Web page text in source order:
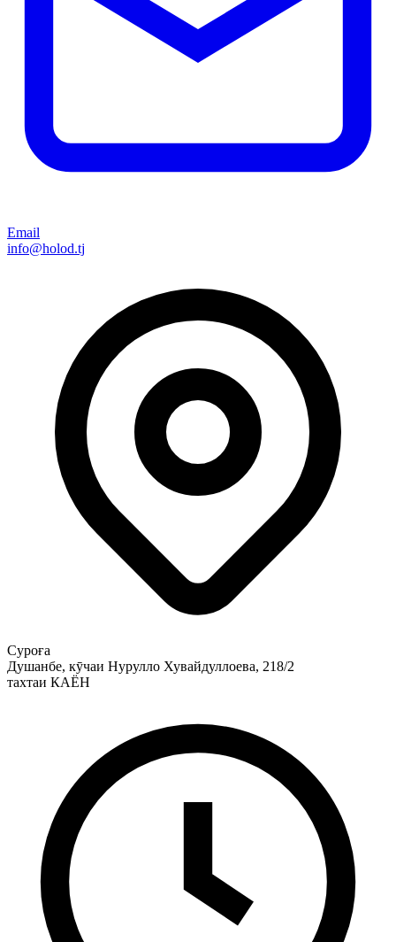
Email
info@holod.tj
Суроға
Душанбе, кӯчаи Нурулло Хувайдуллоева, 218/2
тахтаи КАЁН